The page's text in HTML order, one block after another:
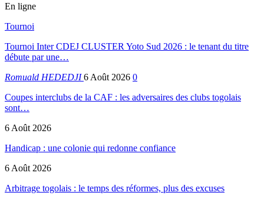
En ligne
Tournoi
Tournoi Inter CDEJ CLUSTER Yoto Sud 2026 : le tenant du titre
débute par une…
Romuald HEDEDJI6 Août 2026 0
Coupes interclubs de la CAF : les adversaires des clubs togolais
sont…
6 Août 2026
Handicap : une colonie qui redonne confiance
6 Août 2026
Arbitrage togolais : le temps des réformes, plus des excuses